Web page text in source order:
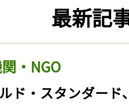
最新記
・NGO
ド・スタンダード